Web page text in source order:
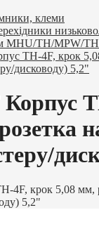
клеми
MHU/TH/MPW/
TH-4F, крок
дисководу) 5,2"
4F, крок 5,08 мм,
5,2"